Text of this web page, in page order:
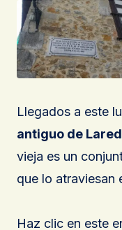
Llegados a este
antiguo de
vieja es un
que lo atraviesan
Haz clic en este